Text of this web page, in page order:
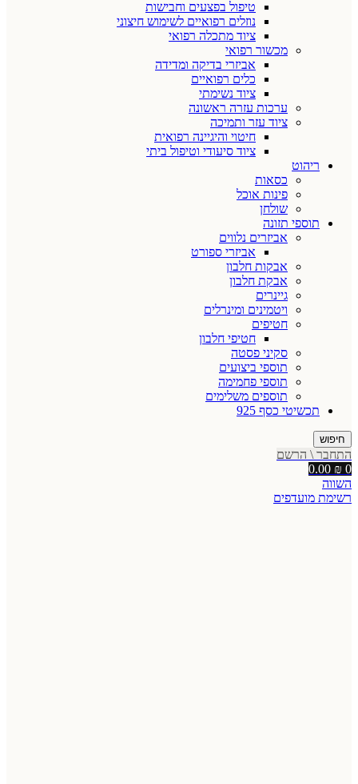
טיפול בפצעים וחבישות
נוזלים רפואיים לשימוש חיצוני
ציוד מתכלה רפואי
מכשור רפואי
אביזרי בדיקה ומדידה
כלים רפואיים
ציוד נשימתי
ערכות עזרה ראשונה
ציוד עזר ותמיכה
חיטוי והיגיינה רפואית
ציוד סיעודי וטיפול ביתי
ריהוט
כסאות
פינות אוכל
שולחן
תוספי תזונה
אביזרים נלווים
אביזרי ספורט
אבקות חלבון
אבקת חלבון
גיינרים
ויטמינים ומינרלים
חטיפים
חטיפי חלבון
סקיני פסטה
תוספי ביצועים
תוספי פחמימה
תוספים משלימים
תכשיטי כסף 925
חיפוש
התחבר \ הרשם
0
0.00 ₪
השווה
רשימת מועדפים